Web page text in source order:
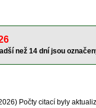
než 14 dní jsou
Počty citací byly